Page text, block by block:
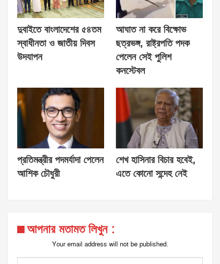
দুবাইতে বাংলাদেশের ৫৪তম
স্বাধীনতা ও জাতীয় দিবস
উদযাপন
আঘাত না করে বিক্ষোভ
ছত্রভঙ্গ, রাষ্ট্রপতি পদক
পেলেন সেই পুলিশ
কনস্টেবল
প্রতিমন্ত্রীর পদমর্যাদা পেলেন
আশিক চৌধুরী
শেখ হাসিনার বিচার হবেই,
এতে কোনো সন্দেহ নেই
আপনার মতামত লিখুন :
Your email address will not be published.